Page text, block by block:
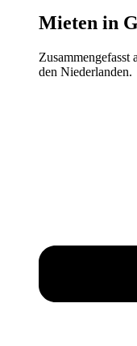
Mieten in
Zusammengefasst
den Niederlanden.